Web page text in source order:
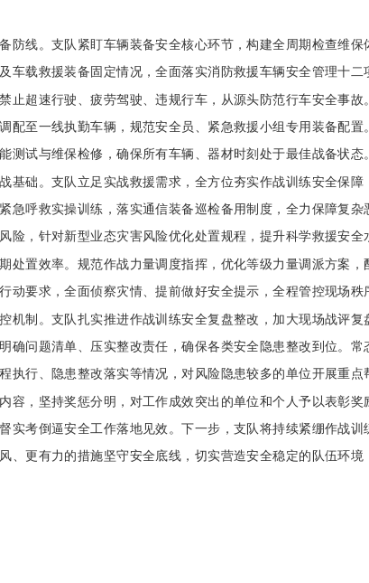
防线。支队紧盯车辆装备安全核心环节，构建全周期检查维
车载救援装备固定情况，全面落实消防救援车辆安全管理十
止超速行驶、疲劳驾驶、违规行车，从源头防范行车安全事
配至一线执勤车辆，规范安全员、紧急救援小组专用装备配
测试与维保检修，确保所有车辆、器材时刻处于最佳战备状态
基础。支队立足实战救援需求，全方位夯实作战训练安全保
急呼救实操训练，落实通信装备巡检备用制度，全力保障复
险，针对新型业态灾害风险优化处置规程，提升科学救援安
处置效率。规范作战力量调度指挥，优化等级力量调派方案
动要求，全面侦察灾情、提前做好安全提示，全程管控现场秩
机制。支队扎实推进作战训练安全复盘整改，加大现场战评
确问题清单、压实整改责任，确保各类安全隐患整改到位。
执行、隐患整改落实等情况，对风险隐患较多的单位开展重
容，坚持奖惩分明，对工作成效突出的单位和个人予以表彰
实考倒逼安全工作落地见效。下一步，支队将持续紧绷作战
、更有力的措施坚守安全底线，切实营造安全稳定的队伍环